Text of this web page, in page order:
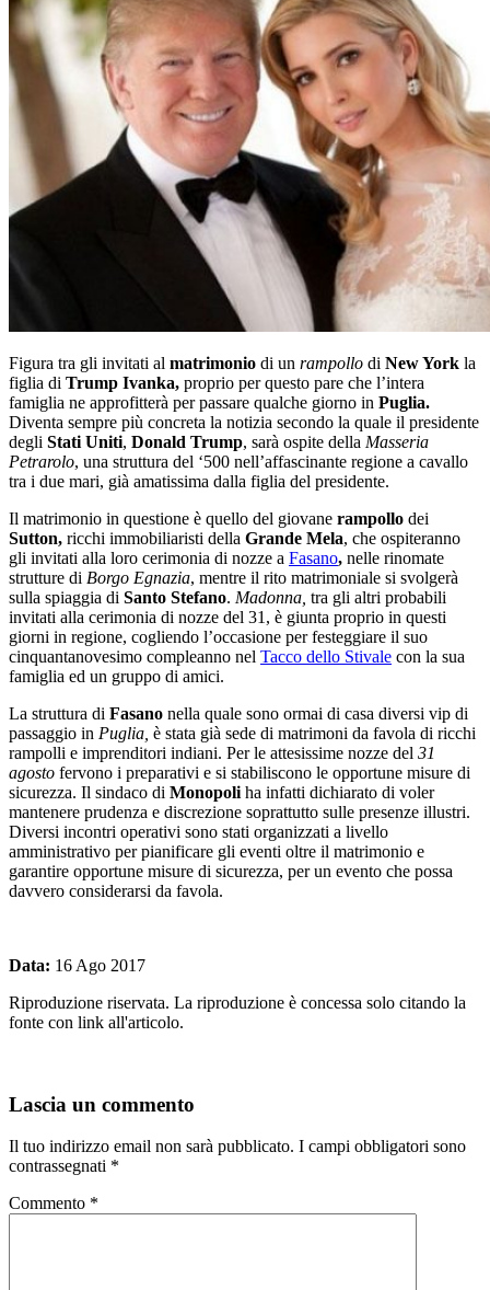
Figura tra gli invitati al matrimonio di un rampollo di New York la
figlia di Trump Ivanka, proprio per questo pare che l’intera
famiglia ne approfitterà per passare qualche giorno in Puglia.
Diventa sempre più concreta la notizia secondo la quale il presidente
degli Stati Uniti, Donald Trump, sarà ospite della Masseria
Petrarolo, una struttura del ‘500 nell’affascinante regione a cavallo
tra i due mari, già amatissima dalla figlia del presidente.
Il matrimonio in questione è quello del giovane rampollo dei
Sutton, ricchi immobiliaristi della Grande Mela, che ospiteranno
gli invitati alla loro cerimonia di nozze a Fasano, nelle rinomate
strutture di Borgo Egnazia, mentre il rito matrimoniale si svolgerà
sulla spiaggia di Santo Stefano. Madonna, tra gli altri probabili
invitati alla cerimonia di nozze del 31, è giunta proprio in questi
giorni in regione, cogliendo l’occasione per festeggiare il suo
cinquantanovesimo compleanno nel Tacco dello Stivale con la sua
famiglia ed un gruppo di amici.
La struttura di Fasano nella quale sono ormai di casa diversi vip di
passaggio in Puglia, è stata già sede di matrimoni da favola di ricchi
rampolli e imprenditori indiani. Per le attesissime nozze del 31
agosto fervono i preparativi e si stabiliscono le opportune misure di
sicurezza. Il sindaco di Monopoli ha infatti dichiarato di voler
mantenere prudenza e discrezione soprattutto sulle presenze illustri.
Diversi incontri operativi sono stati organizzati a livello
amministrativo per pianificare gli eventi oltre il matrimonio e
garantire opportune misure di sicurezza, per un evento che possa
davvero considerarsi da favola.
Data: 16 Ago 2017
Riproduzione riservata. La riproduzione è concessa solo citando la
fonte con link all'articolo.
Lascia un commento
Il tuo indirizzo email non sarà pubblicato. I campi obbligatori sono
contrassegnati *
Commento *